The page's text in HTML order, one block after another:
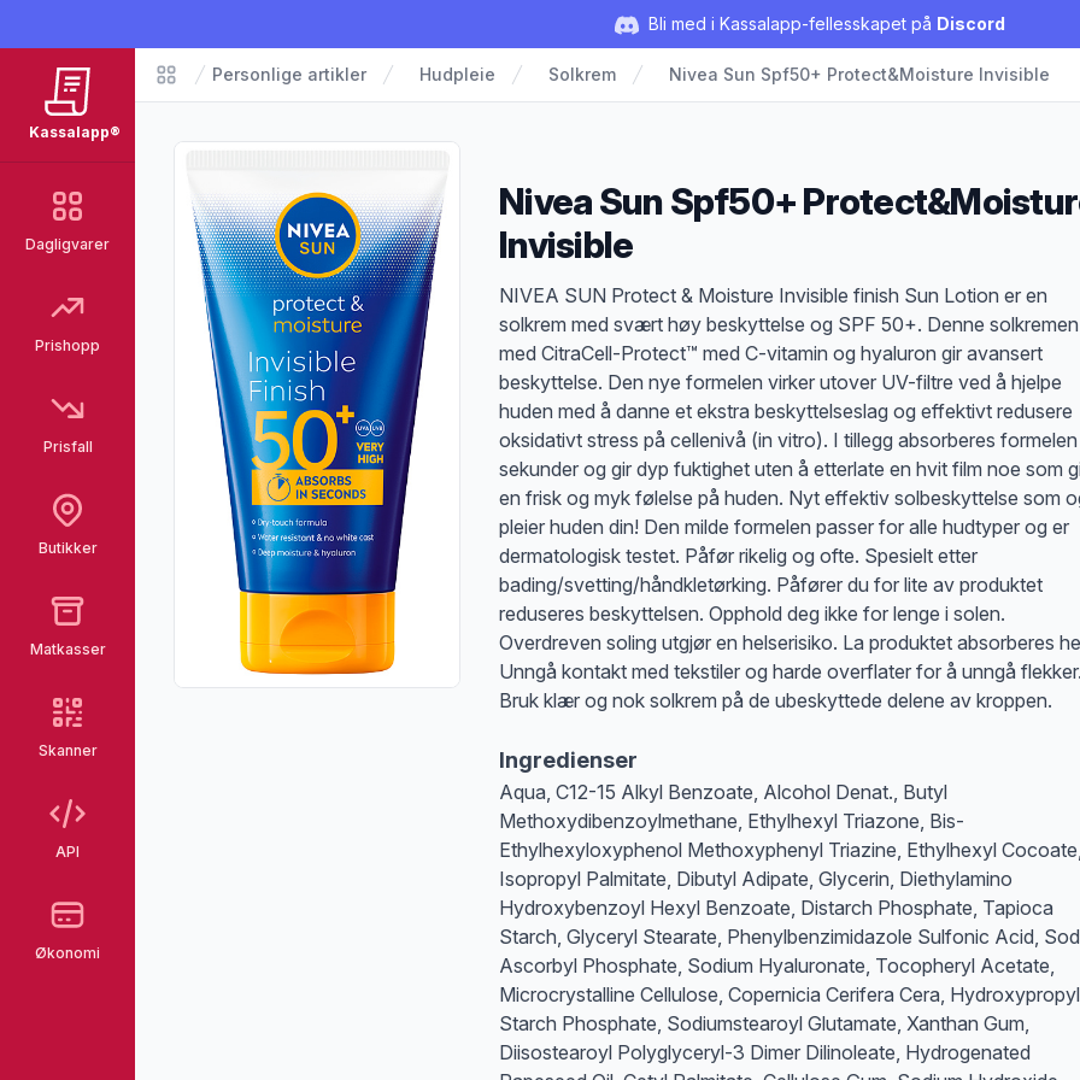
Bli med i Kassalapp-fellesskapet på Discord
Kassalapp®
Dagligvarer
Prishopp
Prisfall
Butikker
Matkasser
Skanner
API
Økonomi
Matvarer
Personlige artikler Hudpleie Solkrem Nivea Sun Spf50+ Protect&Moisture Invisible
Nivea Sun Spf50+
Invisible
Produktbeskrivelse
NIVEA SUN Protect & Moisture Invisible finish Sun Lotion er en
solkrem med svært høy beskyttelse og SPF 50+. Denne solkremen
med CitraCell-Protect™ med C-vitamin og hyaluron gir avansert
beskyttelse. Den nye formelen virker utover UV-filtre ved å hjelpe
huden med å danne et ekstra beskyttelseslag og effektivt redusere
oksidativt stress på cellenivå (in vitro). I tillegg absorberes
sekunder og gir dyp fuktighet uten å etterlate en hvit film noe som
en frisk og myk følelse på huden. Nyt effektiv solbeskyttelse som
pleier huden din! Den milde formelen passer for alle hudtyper og er
dermatologisk testet. Påfør rikelig og ofte. Spesielt etter
bading/svetting/håndkletørking. Påfører du for lite av produktet
reduseres beskyttelsen. Opphold deg ikke for lenge i solen.
Overdreven soling utgjør en helserisiko. La produktet absorberes
Unngå kontakt med tekstiler og harde overflater for å unngå flekker.
Bruk klær og nok solkrem på de ubeskyttede delene av kroppen.
Ingredienser
Aqua, C12-15 Alkyl Benzoate, Alcohol Denat., Butyl
Methoxydibenzoylmethane, Ethylhexyl Triazone, Bis-
Ethylhexyloxyphenol Methoxyphenyl Triazine, Ethylhexyl Cocoate,
Isopropyl Palmitate, Dibutyl Adipate, Glycerin, Diethylamino
Hydroxybenzoyl Hexyl Benzoate, Distarch Phosphate, Tapioca
Starch, Glyceryl Stearate, Phenylbenzimidazole Sulfonic Acid,
Ascorbyl Phosphate, Sodium Hyaluronate, Tocopheryl Acetate,
Microcrystalline Cellulose, Copernicia Cerifera Cera, Hydroxypropyl
Starch Phosphate, Sodiumstearoyl Glutamate, Xanthan Gum,
Diisostearoyl Polyglyceryl-3 Dimer Dilinoleate, Hydrogenated